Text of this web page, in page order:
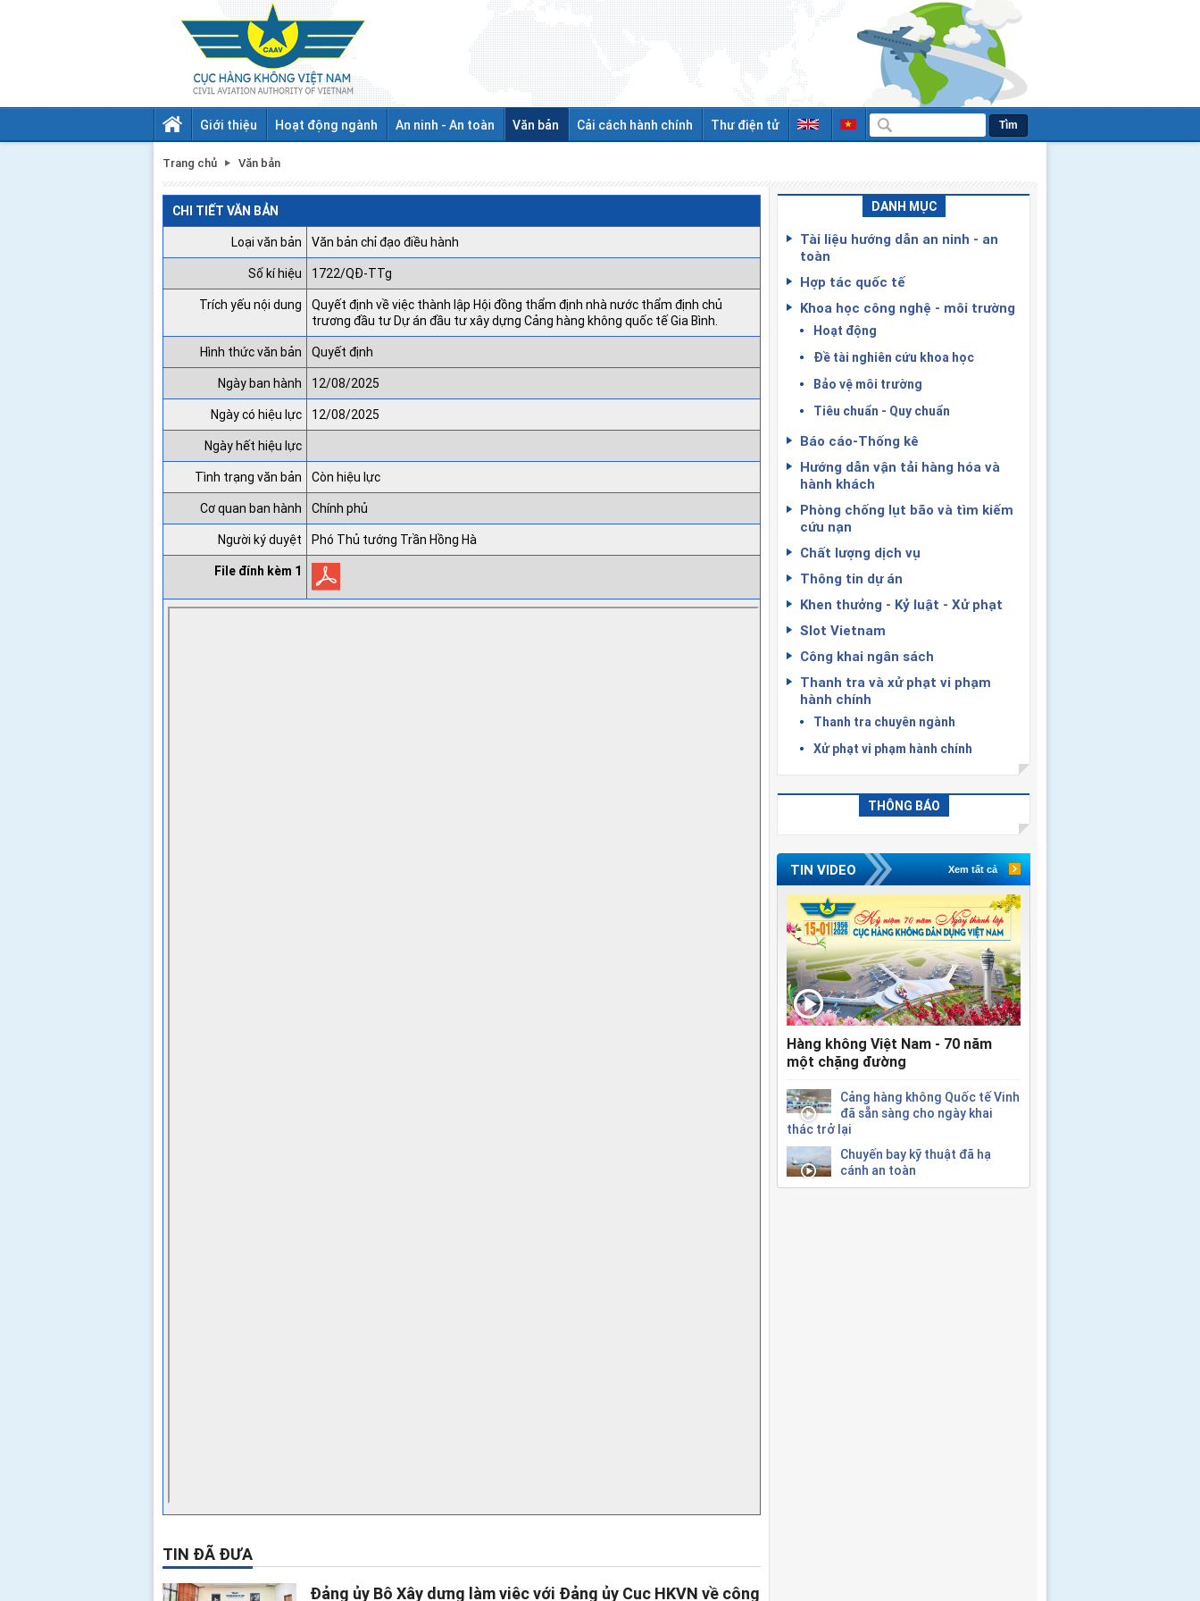
Giới thiệu Hoạt động ngành An ninh - An toàn Văn bản Cải cách hành chính Thư điện tử Tìm
Trang chủ Văn bản
CHI TIẾT VĂN BẢN
Loại văn bản
Văn bản chỉ đạo điều hành
Số kí hiệu
1722/QĐ-TTg
Trích yếu nội dung
Quyết định về việc thành lập Hội đồng thẩm định nhà nước thẩm định chủ
trương đầu tư Dự án đầu tư xây dựng Cảng hàng không quốc tế Gia Bình.
Hình thức văn bản
Quyết định
Ngày ban hành
12/08/2025
Ngày có hiệu lực
12/08/2025
Ngày hết hiệu lực
Tình trạng văn bản
Còn hiệu lực
Cơ quan ban hành
Chính phủ
Người ký duyệt
Phó Thủ tướng Trần Hồng Hà
File đính kèm 1
TIN ĐÃ ĐƯA
Đảng ủy Bộ Xây dựng làm việc với Đảng ủy Cục HKVN về công
DANH MỤC
Tài liệu hướng dẫn an ninh - an
toàn
Hợp tác quốc tế
Khoa học công nghệ - môi trường
Hoạt động
Đề tài nghiên cứu khoa học
Bảo vệ môi trường
Tiêu chuẩn - Quy chuẩn
Báo cáo-Thống kê
Hướng dẫn vận tải hàng hóa và
hành khách
Phòng chống lụt bão và tìm kiếm
cứu nạn
Chất lượng dịch vụ
Thông tin dự án
Khen thưởng - Kỷ luật - Xử phạt
Slot Vietnam
Công khai ngân sách
Thanh tra và xử phạt vi phạm
hành chính
Thanh tra chuyên ngành
Xử phạt vi phạm hành chính
THÔNG BÁO
TIN VIDEO Xem tất cả
Hàng không Việt Nam - 70 năm
một chặng đường
Cảng hàng không Quốc tế Vinh
đã sẵn sàng cho ngày khai
thác trở lại
Chuyến bay kỹ thuật đã hạ
cánh an toàn